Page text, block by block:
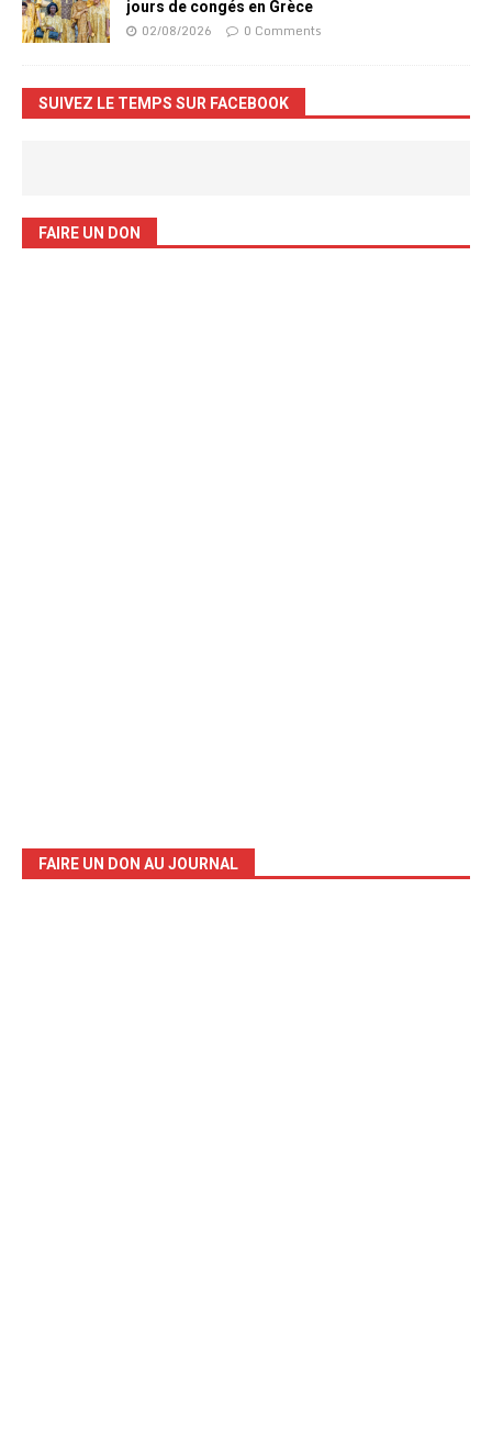
jours de congés en Grèce
02/08/2026 0 Comments
SUIVEZ LE TEMPS SUR FACEBOOK
FAIRE UN DON
FAIRE UN DON AU JOURNAL